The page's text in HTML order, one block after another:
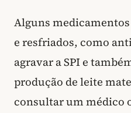
Alguns
e resfriados, como
agravar a SPI e
produção de leite
consultar um médico